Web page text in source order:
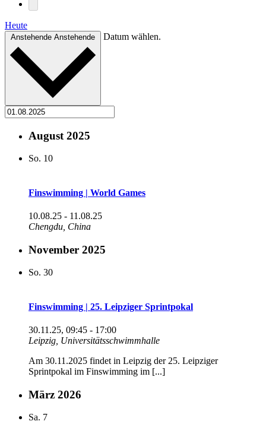
Heute
Anstehende Anstehende Datum wählen.
August 2025
So. 10
Finswimming | World Games
10.08.25 - 11.08.25
Chengdu, China
November 2025
So. 30
Finswimming | 25. Leipziger Sprintpokal
30.11.25, 09:45 - 17:00
Leipzig, Universitätsschwimmhalle
Am 30.11.2025 findet in Leipzig der 25. Leipziger
Sprintpokal im Finswimming im [...]
März 2026
Sa. 7